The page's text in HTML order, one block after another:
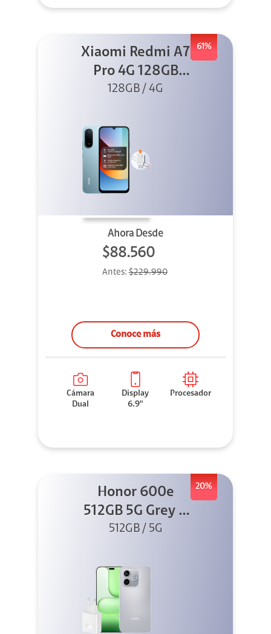
61%
Xiaomi Redmi A7
Pro 4G 128GB
Azul + Cargador
128GB / 4G
Ahora Desde
$88.560
Antes:$229.990
Conoce más
Cámara
Dual
Display
6.9"
Procesador
20%
Honor 600e
512GB 5G Grey +
45W
512GB / 5G